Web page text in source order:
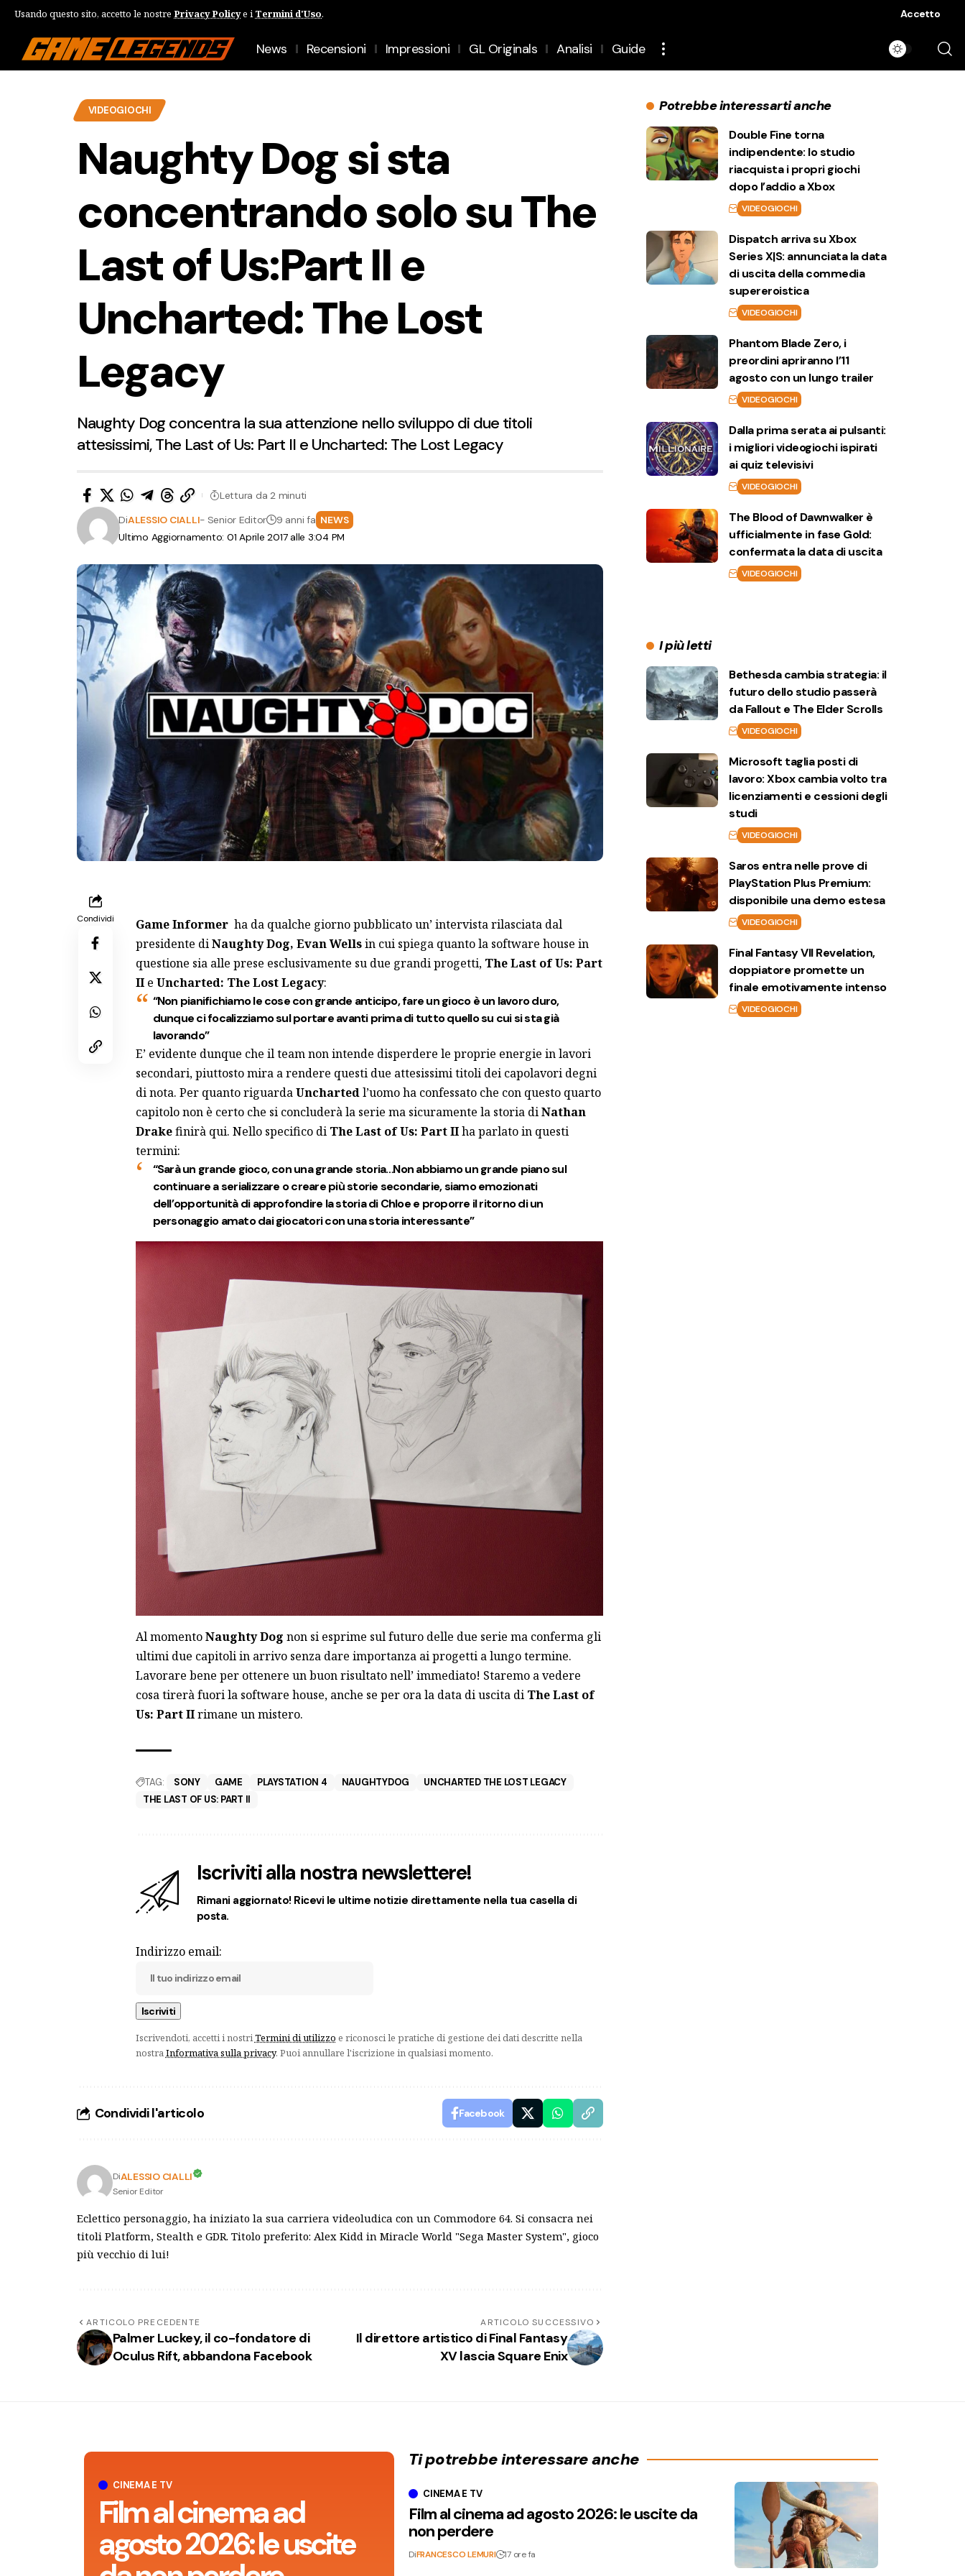
Usando questo sito, accetto le nostre Privacy Policye i Termini d'Uso. Accetto
News Recensioni Impressioni GL Originals Analisi Guide
VIDEOGIOCHI
Naughty Dog si sta
concentrando solo su The
Last of Us:Part II e
Uncharted: The Lost
Legacy
Naughty Dog concentra la sua attenzione nello sviluppo di due titoli
attesissimi, The Last of Us: Part II e Uncharted: The Lost Legacy
Ultimo Aggiornamento: 01 Aprile 2017 alle 3:04 PM
DiALESSIO CIALLI- Senior Editor 9 anni fa NEWS
Lettura da 2 minuti
Condividi Game Informerha da qualche giorno pubblicato un’ intervista rilasciata dal
presidente diNaughty Dog, Evan Wellsin cui spiega quanto la software house in
questione sia alle prese esclusivamente su due grandi progetti, The Last of Us: Part
IIe Uncharted: The Lost Legacy:
“Non pianifichiamo le cose con grande anticipo, fare un gioco è un lavoro duro,
dunque ci focalizziamo sul portare avanti prima di tutto quello su cui si sta già
lavorando”
E’ evidente dunque che il team non intende disperdere le proprie energie in lavori
secondari, piuttosto mira a rendere questi due attesissimi titoli dei capolavori degni
di nota. Per quanto riguardaUnchartedl’uomo ha confessato che con questo quarto
capitolo non è certo che si concluderà la serie ma sicuramente la storia diNathan
Drakefinirà qui. Nello specifico di The Last of Us: Part IIha parlato in questi
termini:
“Sarà un grande gioco, con una grande storia…Non abbiamo un grande piano sul
continuare a serializzare o creare più storie secondarie, siamo emozionati
dell’opportunità di approfondire la storia di Chloe e proporre il ritorno di un
personaggio amato dai giocatori con una storia interessante”
Al momentoNaughty Dog non si esprime sul futuro delle due serie ma conferma gli
ultimi due capitoli in arrivo senza dare importanza ai progetti a lungo termine.
Lavorare bene per ottenere un buon risultato nell’ immediato! Staremo a vedere
cosa tirerà fuori la software house, anche se per ora la data di uscita di The Last of
Us: Part IIrimane un mistero.
TAG: SONY GAME PLAYSTATION 4 NAUGHTYDOG
UNCHARTED THE LOST LEGACY
THE LAST OF US: PART II
Iscriviti alla nostra newslettere!
Rimani aggiornato! Ricevi le ultime notizie direttamente nella tua casella di
posta.
Indirizzo email:
Iscrivendoti, accetti i nostriTermini di utilizzo e riconosci le pratiche di gestione dei dati descritte nella
nostraInformativa sulla privacy. Puoi annullare l'iscrizione in qualsiasi momento.
Condividi l'articolo Facebook
DiALESSIO CIALLI
Senior Editor
Eclettico personaggio, ha iniziato la sua carriera videoludica con un Commodore 64. Si consacra nei
titoli Platform, Stealth e GDR. Titolo preferito: Alex Kidd in Miracle World "Sega Master System", gioco
più vecchio di lui!
ARTICOLO PRECEDENTE
Palmer Luckey, il co-fondatore di
Oculus Rift, abbandona Facebook
ARTICOLO SUCCESSIVO
Il direttore artistico di Final Fantasy
XV lascia Square Enix
Potrebbe interessarti anche
Double Fine torna
indipendente: lo studio
riacquista i propri giochi
dopo l’addio a Xbox
VIDEOGIOCHI
Dispatch arriva su Xbox
Series X|S: annunciata la data
di uscita della commedia
supereroistica
VIDEOGIOCHI
Phantom Blade Zero, i
preordini apriranno l’11
agosto con un lungo trailer
VIDEOGIOCHI
Dalla prima serata ai pulsanti:
i migliori videogiochi ispirati
ai quiz televisivi
VIDEOGIOCHI
The Blood of Dawnwalker è
ufficialmente in fase Gold:
confermata la data di uscita
VIDEOGIOCHI
I più letti
Bethesda cambia strategia: il
futuro dello studio passerà
da Fallout e The Elder Scrolls
VIDEOGIOCHI
Microsoft taglia posti di
lavoro: Xbox cambia volto tra
licenziamenti e cessioni degli
studi
VIDEOGIOCHI
Saros entra nelle prove di
PlayStation Plus Premium:
disponibile una demo estesa
VIDEOGIOCHI
Final Fantasy VII Revelation,
doppiatore promette un
finale emotivamente intenso
VIDEOGIOCHI
CINEMA E TV
Film al cinema ad
agosto 2026: le uscite
Ti potrebbe interessare anche
CINEMA E TV
Film al cinema ad agosto 2026: le uscite da
non perdere
DiFRANCESCO LEMURI 17 ore fa